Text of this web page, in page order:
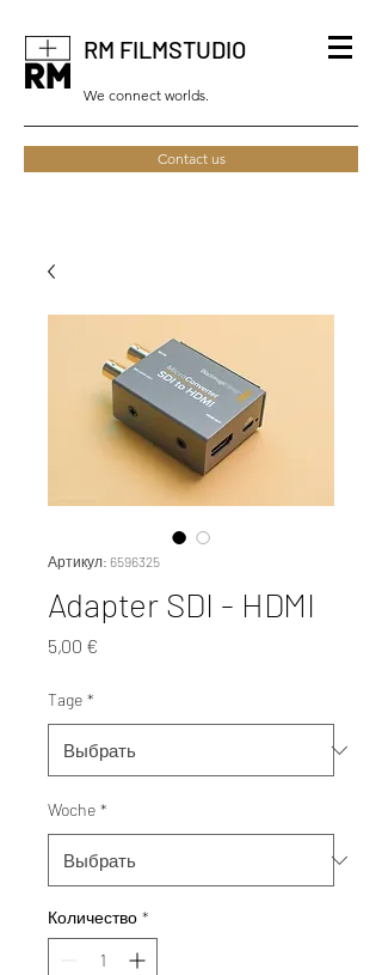
RM FILMSTUDIO
We connect worlds.
Contact us
Артикул: 6596325
Adapter SDI - HDMI
5,00 €
Tage *
Woche *
Количество *